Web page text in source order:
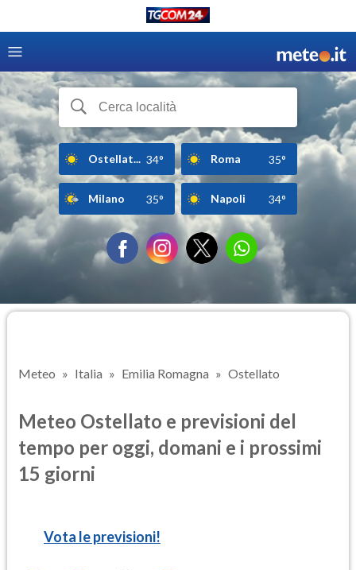
Ostellat... 34° Roma 35°
Milano 35° Napoli 34°
Meteo Italia Emilia Romagna Ostellato
Meteo Ostellato e previsioni del
tempo per oggi, domani e i prossimi
15 giorni
Vota le previsioni!